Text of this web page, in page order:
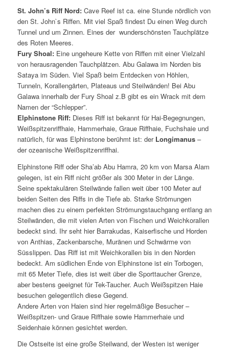
St. John’s Riff Nord:Cave Reef ist ca. eine Stunde nördlich von
den St. John`s Riffen. Mit viel Spaß findest Du einen Weg durch
Tunnel und um Zinnen. Eines der wunderschönsten Tauchplätze
des Roten Meeres.
Fury Shoal:Eine ungeheure Kette von Riffen mit einer Vielzahl
von herausragenden Tauchplätzen. Abu Galawa im Norden bis
Sataya im Süden. Viel Spaß beim Entdecken von Höhlen,
Tunneln, Korallengärten, Plateaus und Steilwänden! Bei Abu
Galawa innerhalb der Fury Shoal z.B gibt es ein Wrack mit dem
Namen der “Schlepper”.
Elphinstone Riff:Dieses Riff ist bekannt für Hai-Begegnungen,
Weißspitzenriffhaie, Hammerhaie, Graue Riffhaie, Fuchshaie und
natürlich, für was Elphinstone berühmt ist: der Longimanus–
der ozeanische Weißspitzenriffhai.
Elphinstone Riff oder Sha’ab Abu Hamra, 20 km von Marsa Alam
gelegen, ist ein Riff nicht größer als 300 Meter in der Länge.
Seine spektakulären Steilwände fallen weit über 100 Meter auf
beiden Seiten des Riffs in die Tiefe ab. Starke Strömungen
machen dies zu einem perfekten Strömungstauchgang entlang an
Steilwänden, die mit vielen Arten von Fischen und Weichkorallen
bedeckt sind. Ihr seht hier Barrakudas, Kaiserfische und Horden
von Anthias, Zackenbarsche, Muränen und Schwärme von
Süsslippen. Das Riff ist mit Weichkorallen bis in den Norden
bedeckt. Am südlichen Ende von Elphinstone ist ein Torbogen,
mit 65 Meter Tiefe, dies ist weit über die Sporttaucher Grenze,
aber bestens geeignet für Tek-Taucher. Auch Weißspitzen Haie
besuchen gelegentlich diese Gegend.
Andere Arten von Haien sind hier regelmäßige Besucher –
Weißspitzen- und Graue Riffhaie sowie Hammerhaie und
Seidenhaie können gesichtet werden.
Die Ostseite ist eine große Steilwand, der Westen ist weniger